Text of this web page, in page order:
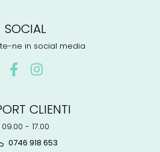
SOCIAL
ne in social media
CLIENTI
09.00 - 17.00
0746 918 653